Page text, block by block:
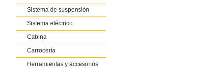
Sistema de suspensión
Sistema eléctrico
Cabina
Carrocería
Herramientas y accesorios